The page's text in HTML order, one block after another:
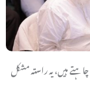
ہیں، یہ راستہ مشکل